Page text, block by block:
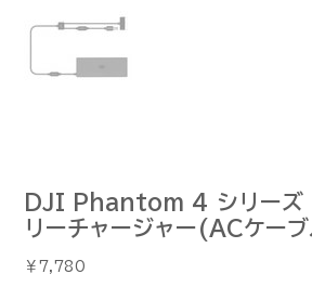
DJI Phantom 4 シリーズ
リーチャージャー(ACケー
価
格
￥7,780